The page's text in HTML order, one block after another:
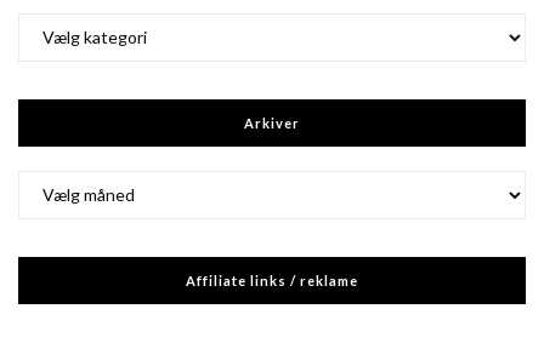
Arkiver
Affiliate links / reklame